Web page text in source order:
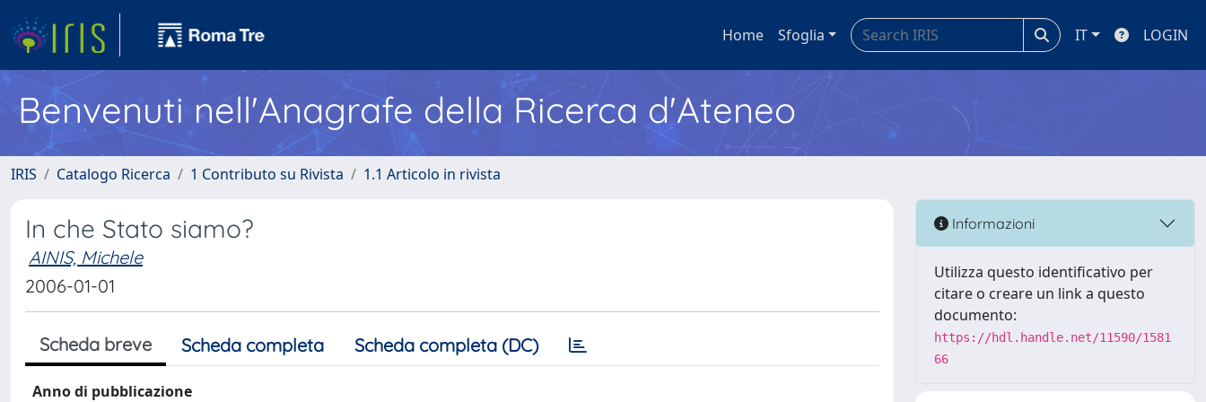
Home Sfoglia IT LOGIN
Benvenuti nell'Anagrafe della Ricerca d'Ateneo
IRIS Catalogo Ricerca 1 Contributo su Rivista 1.1 Articolo in rivista
In che Stato siamo?
AINIS, Michele
2006-01-01
Scheda breve Scheda completa Scheda completa (DC)
Anno di pubblicazione
Informazioni
Utilizza questo identificativo per
citare o creare un link a questo
documento:
https://hdl.handle.net/11590/1581
66